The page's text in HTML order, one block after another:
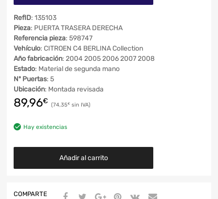
RefID: 135103
Pieza: PUERTA TRASERA DERECHA
Referencia pieza: 598747
Vehículo: CITROEN C4 BERLINA Collection
Año fabricación: 2004 2005 2006 2007 2008
Estado: Material de segunda mano
Nº Puertas: 5
Ubicación: Montada revisada
89,96€ 74,35€
Hay existencias
Añadir al carrito
COMPARTE